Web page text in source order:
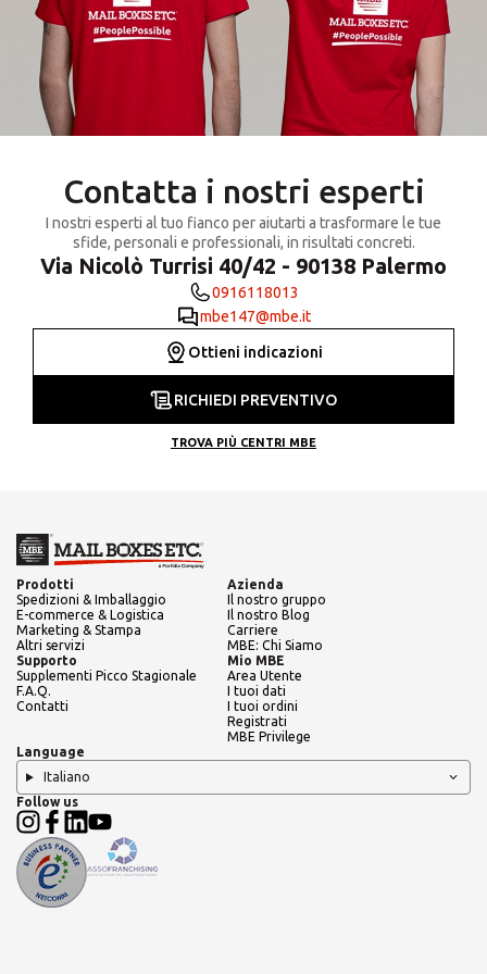
Contatta i nostri esperti
I nostri esperti al tuo fianco per aiutarti a trasformare le tue
sfide, personali e professionali, in risultati concreti.
Via Nicolò Turrisi 40/42 - 90138 Palermo
0916118013
mbe147@mbe.it
Ottieni indicazioni
RICHIEDI PREVENTIVO
TROVA PIÙ CENTRI MBE
Prodotti
Spedizioni & Imballaggio
E-commerce & Logistica
Marketing & Stampa
Altri servizi
Azienda
Il nostro gruppo
Il nostro Blog
Carriere
MBE: Chi Siamo
Supporto
Supplementi Picco Stagionale
F.A.Q.
Contatti
Mio MBE
Area Utente
I tuoi dati
I tuoi ordini
Registrati
MBE Privilege
Language
Italiano
Follow us